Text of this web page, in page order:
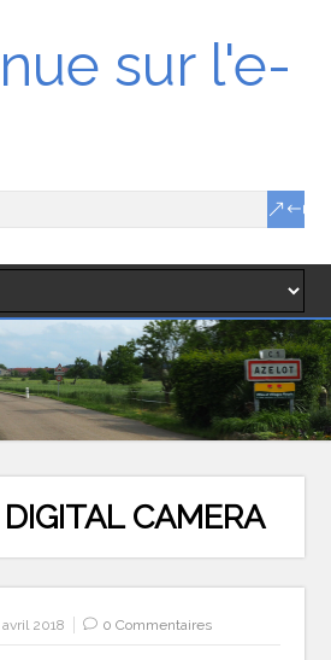
sur l'e-
CAMERA
avril 2018 0 Commentaires